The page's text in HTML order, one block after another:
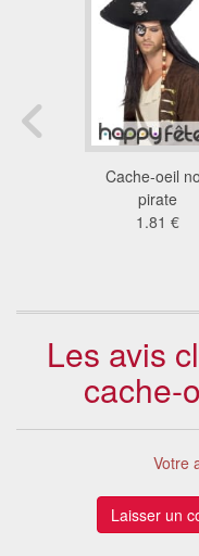
Cache-oeil
pirate
1.81 €
Les avis
cache-
Votre
Laisser un